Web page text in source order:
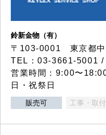
鈴新金物（有）
〒103-0001 東京都中
TEL：03-3661-5001
営業時間：9:00〜
日・祝祭日
販売可 工事・取